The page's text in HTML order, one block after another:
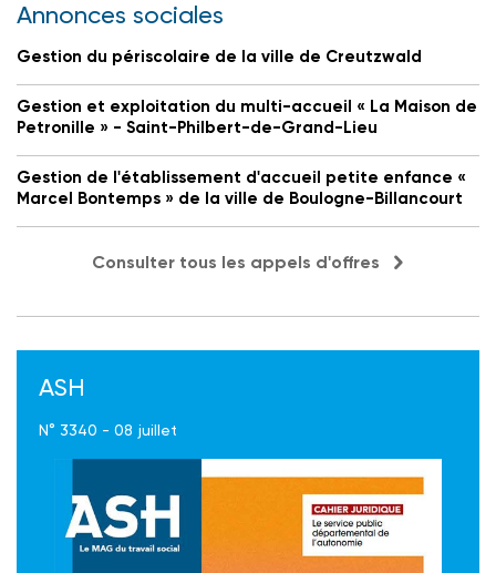
Annonces sociales
Gestion du périscolaire de la ville de Creutzwald
Gestion et exploitation du multi-accueil « La Maison de
Petronille » - Saint-Philbert-de-Grand-Lieu
Gestion de l'établissement d'accueil petite enfance «
Marcel Bontemps » de la ville de Boulogne-Billancourt
Consulter tous les appels d'offres
ASH
N° 3340 - 08 juillet